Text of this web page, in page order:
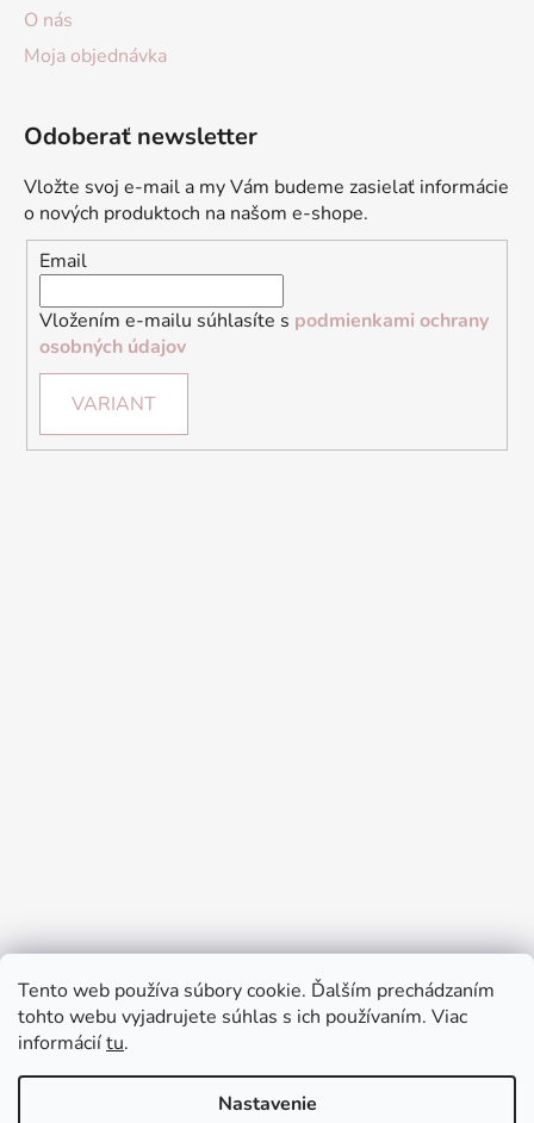
Tento web používa súbory cookie. Ďalším prechádzaním
tohto webu vyjadrujete súhlas s ich používaním. Viac
informáciítu.
Nastavenie
O nás
Moja objednávka
Odoberať newsletter
Vložte svoj e-mail a my Vám budeme zasielať informácie
o nových produktoch na našom e-shope.
Email
Vložením e-mailu súhlasíte s podmienkami ochrany
osobných údajov
VARIANT
Prijímame online platby